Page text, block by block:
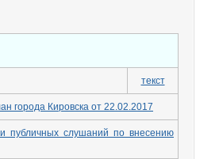
текст
города Кировска от 22.02.2017
публичных слушаний по внесению